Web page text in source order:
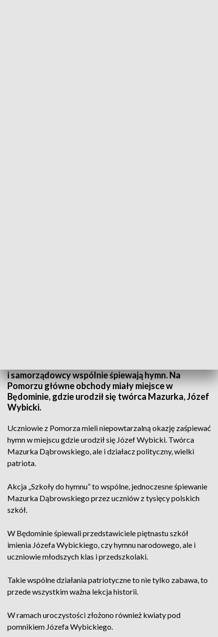
i samorządowcy wspólnie śpiewają hymn. Na
Pomorzu główne obchody miały miejsce w
Będominie, gdzie urodził się twórca Mazurka, Józef
Wybicki.
Uczniowie z Pomorza mieli niepowtarzalną okazję zaśpiewać
hymn w miejscu gdzie urodził się Józef Wybicki. Twórca
Mazurka Dąbrowskiego, ale i działacz polityczny, wielki
patriota.
Akcja „Szkoły do hymnu” to wspólne, jednoczesne śpiewanie
Mazurka Dąbrowskiego przez uczniów z tysięcy polskich
szkół.
W Będominie śpiewali przedstawiciele piętnastu szkół
imienia Józefa Wybickiego, czy hymnu narodowego, ale i
uczniowie młodszych klas i przedszkolaki.
Takie wspólne działania patriotyczne to nie tylko zabawa, to
przede wszystkim ważna lekcja historii.
W ramach uroczystości złożono również kwiaty pod
pomnikiem Józefa Wybickiego.